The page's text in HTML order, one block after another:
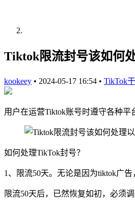
Tiktok限流封号该如何
kookeey • 2024-05-17 16:54 • TikTok
用户在运营Tiktok账号时遵守各种
如何处理TikTok封号？
1、限流50天。无论是因为tiktok广
限流50天后，已然恢复如初，必须